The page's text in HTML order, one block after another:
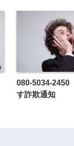
080-5034-
す詐欺通知